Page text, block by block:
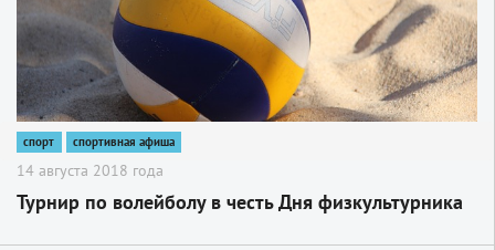
спорт спортивная афиша
14 августа 2018 года
Турнир по волейболу в честь Дня физкультурника